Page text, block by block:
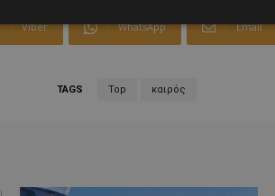
Viber WhatsApp Email
TAGS Top καιρός